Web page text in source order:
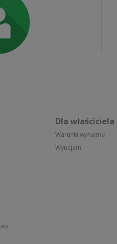
Dla właściciela
Warunki wynajmu
Wynajem